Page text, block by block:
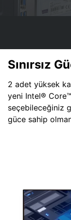
Sınırsız
2 adet yüksek
yeni Intel®
seçebileceğiniz
güce sahip